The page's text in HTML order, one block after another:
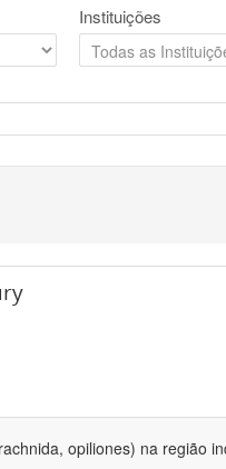
Instituições
opiliones) na região